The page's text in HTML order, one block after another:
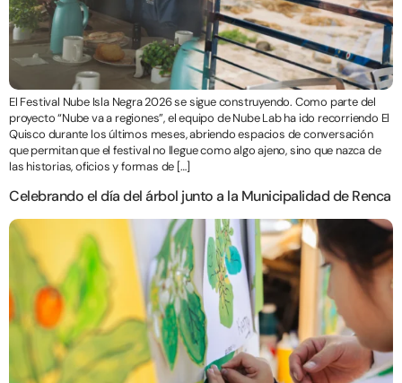
El Festival Nube Isla Negra 2026 se sigue construyendo. Como parte del
proyecto “Nube va a regiones”, el equipo de Nube Lab ha ido recorriendo El
Quisco durante los últimos meses, abriendo espacios de conversación
que permitan que el festival no llegue como algo ajeno, sino que nazca de
las historias, oficios y formas de […]
Celebrando el día del árbol junto a la Municipalidad de Renca